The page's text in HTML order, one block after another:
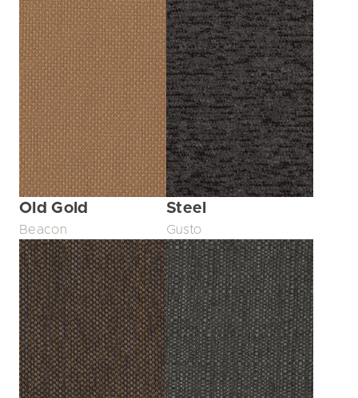
Old Gold
Beacon
Steel
Gusto